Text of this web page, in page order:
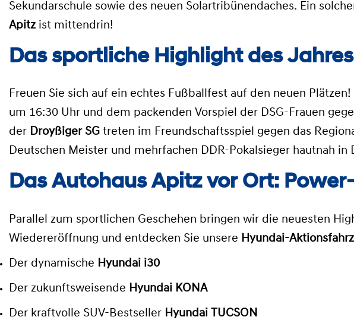
Sekundarschule sowie des neuen Solartribünendaches. Ein
Apitz ist mittendrin!
Das sportliche Highlight des Jahres
Freuen Sie sich auf ein echtes Fußballfest auf den neuen Plätzen!
um 16:30 Uhr und dem packenden Vorspiel der DSG-Frauen
der Droyßiger SG treten im Freundschaftsspiel gegen das
Deutschen Meister und mehrfachen DDR-Pokalsieger hautnah in
Das Autohaus Apitz vor Ort:
Parallel zum sportlichen Geschehen bringen wir die neuesten
Wiedereröffnung und entdecken Sie unsere Hyundai-
Der dynamische Hyundai i30
Der zukunftsweisende Hyundai KONA
Der kraftvolle SUV-Bestseller Hyundai TUCSON